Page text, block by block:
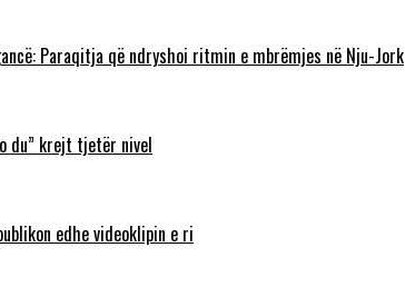
Paraqitja që ndryshoi ritmin e mbrëmjes në Nju-Jork
du” krejt tjetër nivel
edhe videoklipin e ri